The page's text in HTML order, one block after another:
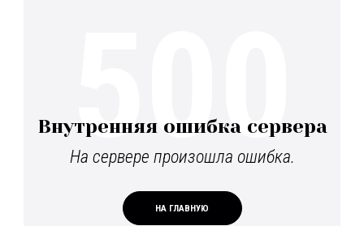
Внутренняя ошибка сервера
На сервере произошла ошибка.
НА ГЛАВНУЮ
500